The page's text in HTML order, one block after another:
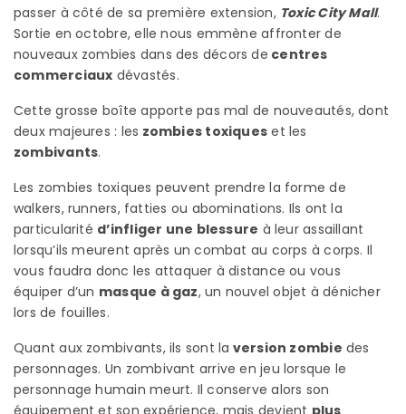
passer à côté de sa première extension, Toxic City Mall.
Sortie en octobre, elle nous emmène affronter de
nouveaux zombies dans des décors de centres
commerciaux dévastés.
Cette grosse boîte apporte pas mal de nouveautés, dont
deux majeures : les zombies toxiques et les
zombivants.
Les zombies toxiques peuvent prendre la forme de
walkers, runners, fatties ou abominations. Ils ont la
particularité d’infliger une blessure à leur assaillant
lorsqu’ils meurent après un combat au corps à corps. Il
vous faudra donc les attaquer à distance ou vous
équiper d’un masque à gaz, un nouvel objet à dénicher
lors de fouilles.
Quant aux zombivants, ils sont la version zombie des
personnages. Un zombivant arrive en jeu lorsque le
personnage humain meurt. Il conserve alors son
équipement et son expérience, mais devient plus